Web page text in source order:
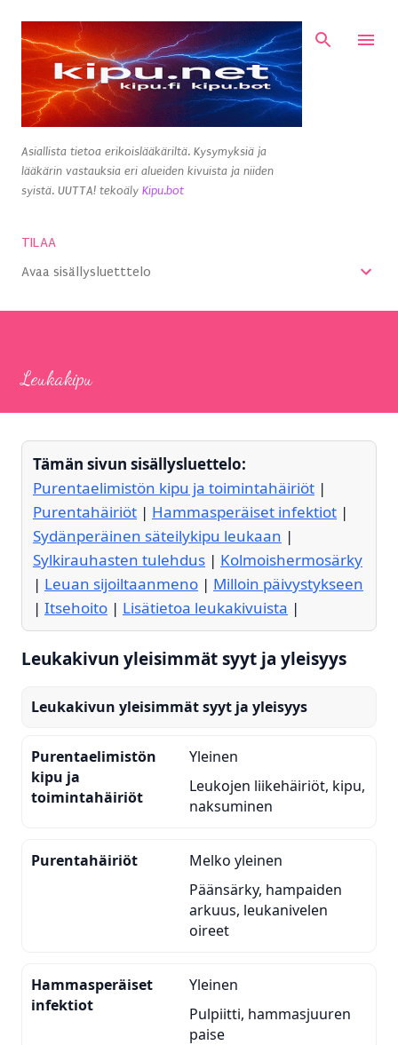
Siirry pääsisältöön
Asiallista tietoa erikoislääkäriltä. Kysymyksiä ja
lääkärin vastauksia eri alueiden kivuista ja niiden
syistä. UUTTA! tekoäly Kipu.bot
TILAA
Avaa sisällysluetttelo
Leukakipu
Tämän sivun sisällysluettelo:
Purentaelimistön kipu ja toimintahäiriöt |
Purentahäiriöt | Hammasperäiset infektiot |
Sydänperäinen säteilykipu leukaan |
Sylkirauhasten tulehdus | Kolmoishermosärky
| Leuan sijoiltaanmeno | Milloin päivystykseen
| Itsehoito | Lisätietoa leukakivuista |
Leukakivun yleisimmät syyt ja yleisyys
Leukakivun yleisimmät syyt ja yleisyys
Purentaelimistön
kipu ja
toimintahäiriöt
Yleinen
Leukojen liikehäiriöt, kipu,
naksuminen
Purentahäiriöt
Melko yleinen
Päänsärky, hampaiden
arkuus, leukanivelen
oireet
Hammasperäiset
infektiot
Yleinen
Pulpiitti, hammasjuuren
paise